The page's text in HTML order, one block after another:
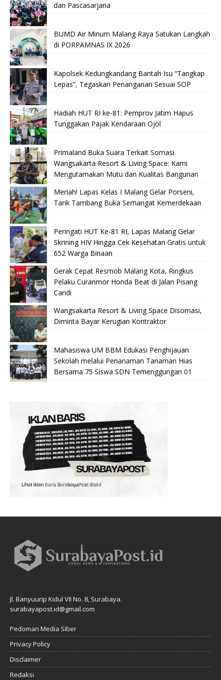
dan Pascasarjana
BUMD Air Minum Malang Raya Satukan Langkah
di PORPAMNAS IX 2026
Kapolsek Kedungkandang Bantah Isu “Tangkap
Lepas”, Tegaskan Penanganan Sesuai SOP
Hadiah HUT RI ke-81: Pemprov Jatim Hapus
Tunggakan Pajak Kendaraan Ojol
Primaland Buka Suara Terkait Somasi
Wangsakarta Resort & Living Space: Kami
Mengutamakan Mutu dan Kualitas Bangunan
Meriah! Lapas Kelas I Malang Gelar Porseni,
Tarik Tambang Buka Semangat Kemerdekaan
Peringati HUT Ke-81 RI, Lapas Malang Gelar
Skrining HIV Hingga Cek Kesehatan Gratis untuk
652 Warga Binaan
Gerak Cepat Resmob Malang Kota, Ringkus
Pelaku Curanmor Honda Beat di Jalan Pisang
Candi
Wangsakarta Resort & Living Space Disomasi,
Diminta Bayar Kerugian Kontraktor
Mahasiswa UM BBM Edukasi Penghijauan
Sekolah melalui Penanaman Tanaman Hias
Bersama 75 Siswa SDN Temenggungan 01
Jl. Banyuurip Kidul VII No. 8, Surabaya.
surabayapost.id@gmail.com
Pedoman Media Siber
Privacy Policy
Disclaimer
Redaksi